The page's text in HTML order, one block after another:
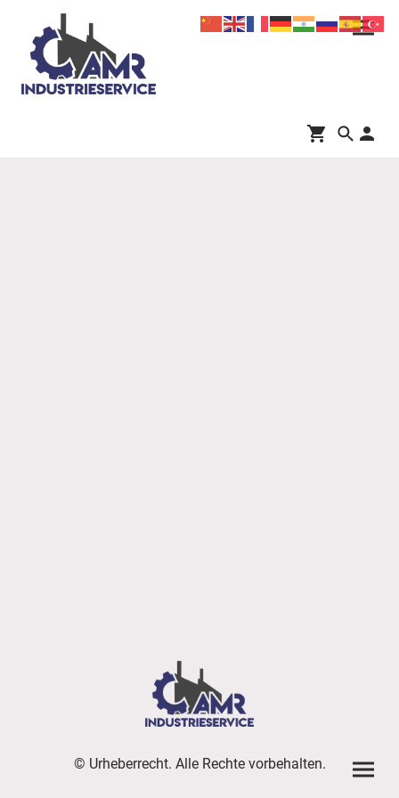
© Urheberrecht. Alle Rechte vorbehalten.